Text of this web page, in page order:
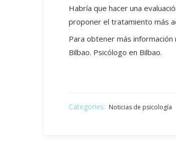
Habría que hacer una
proponer el tratamiento más
Para obtener más
Bilbao. Psicólogo en Bilbao.
Categories: Noticias de psicología